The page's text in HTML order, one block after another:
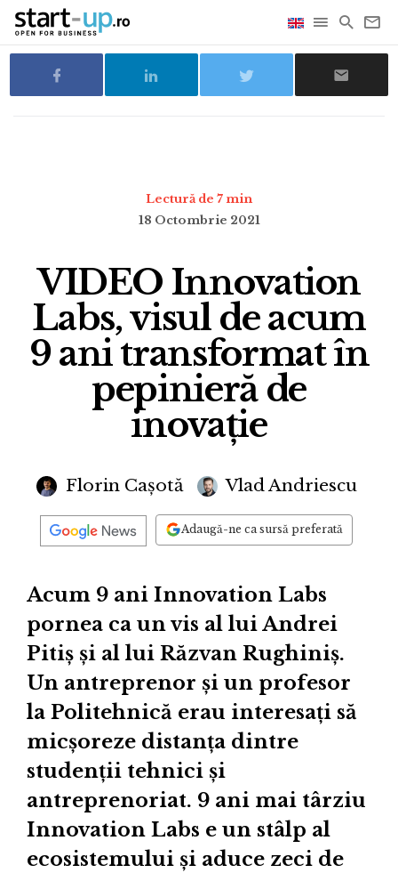
Lectură de 7 min
18 Octombrie 2021
VIDEO Innovation
Labs, visul de acum
9 ani transformat în
pepinieră de
inovație
Florin Cașotă Vlad Andriescu
Adaugă-ne ca sursă preferată
Acum 9 ani Innovation Labs
pornea ca un vis al lui Andrei
Pitiș și al lui Răzvan Rughiniș.
Un antreprenor și un profesor
la Politehnică erau interesați să
micșoreze distanța dintre
studenții tehnici și
antreprenoriat. 9 ani mai târziu
Innovation Labs e un stâlp al
ecosistemului și aduce zeci de